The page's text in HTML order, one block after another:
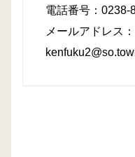
電話番号：0238-
メールアドレス：